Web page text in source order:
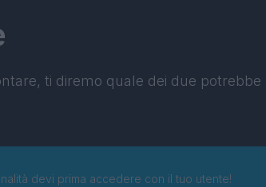
ti diremo quale dei due potrebbe
devi prima accedere con il tuo utente!